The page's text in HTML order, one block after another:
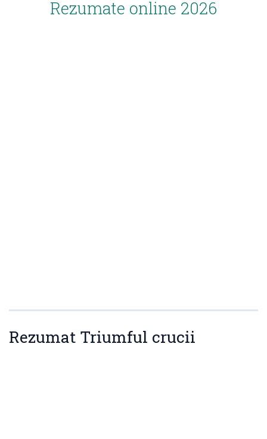
Rezumate online 2026
Rezumat Triumful crucii